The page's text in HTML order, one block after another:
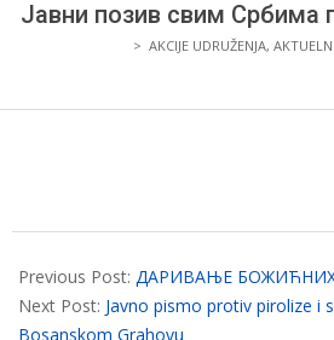
I
PRIJATELJA
GRAHOVA
Јавни позив свим Србима
> AKCIJE UDRUŽENJA,
03-
30
Previous Post: ДАРИВАЊЕ БОЖИЋНИХ
Next Post: Javno pismo protiv pirolize i
Bosanskom Grahovu